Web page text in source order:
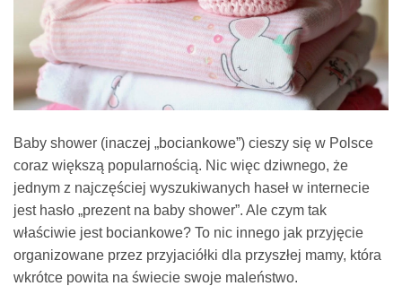
Baby shower (inaczej „bociankowe”) cieszy się w Polsce
coraz większą popularnością. Nic więc dziwnego, że
jednym z najczęściej wyszukiwanych haseł w internecie
jest hasło „prezent na baby shower”. Ale czym tak
właściwie jest bociankowe? To nic innego jak przyjęcie
organizowane przez przyjaciółki dla przyszłej mamy, która
wkrótce powita na świecie swoje maleństwo.